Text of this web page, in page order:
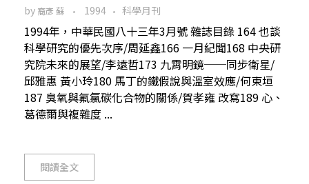
by 裔彥 蘇 1994 科學月刊
1994年，中華民國八十三年3月號 雜誌目錄 164 也談
科學研究的優先次序/周延鑫166 一月紀聞168 中央研
究院未來的展望/李遠哲173 九霄明鏡──同步衛星/
邱雅惠 黃小玲180 馬丁的鐵假說與溫室效應/何東垣
187 臭氧與氟氯碳化合物的關係/賀孝雍 改寫189 心、
葛德爾與複雜度 ...
閱讀全文